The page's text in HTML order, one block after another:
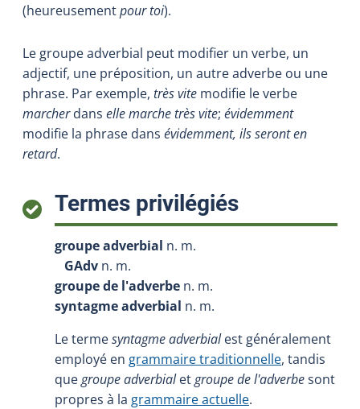
(heureusementpour toi).
Le groupe adverbial peut modifier un verbe, un
adjectif, une préposition, un autre adverbe ou une
phrase. Par exemple, très vite modifie le verbe
marcherdans elle marche très vite; évidemment
modifie la phrase dans évidemment, ils seront en
retard.
Termes privilégiés:
groupe adverbial n. m.
GAdv n. m.
groupe de l'adverbe n. m.
syntagme adverbial n. m.
Le termesyntagme adverbialest généralement
employé en grammaire traditionnelle, tandis
quegroupe adverbialetgroupe de l'adverbesont
propres à la grammaire actuelle.